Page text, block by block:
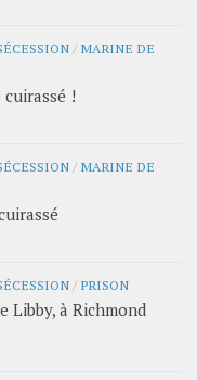
/ MARINE DE
!
/ MARINE DE
/ PRISON
Libby, à Richmond